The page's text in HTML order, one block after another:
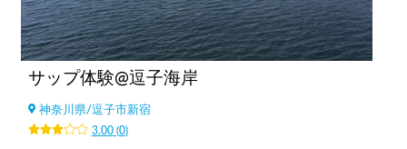
サップ体験@逗子海岸
神奈川県/逗子市新宿
3.00(0)